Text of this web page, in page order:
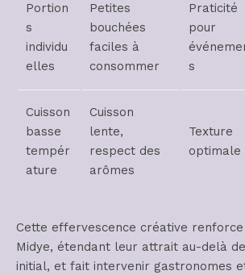
Portion
s
individu
elles
Petites
bouchées
faciles à
consommer
Praticité
pour
s
Cuisson
basse
tempér
ature
Cuisson
lente,
respect des
arômes
Texture
optimale
Cette effervescence créative
Midye, étendant leur attrait au-delà
initial, et fait intervenir gastronomes